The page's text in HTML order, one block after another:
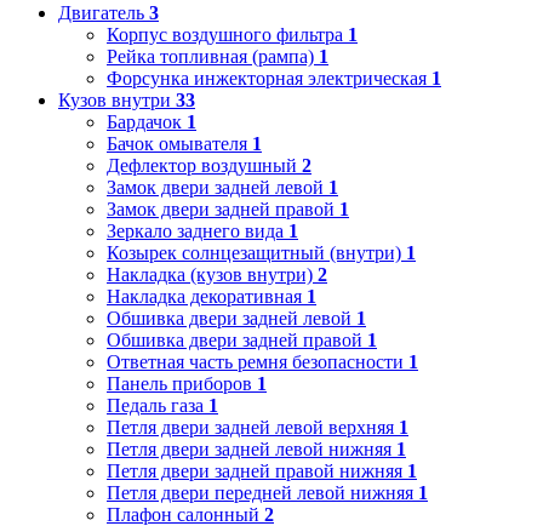
Двигатель 3
Корпус воздушного фильтра 1
Рейка топливная (рампа) 1
Форсунка инжекторная электрическая 1
Кузов внутри 33
Бардачок 1
Бачок омывателя 1
Дефлектор воздушный 2
Замок двери задней левой 1
Замок двери задней правой 1
Зеркало заднего вида 1
Козырек солнцезащитный (внутри) 1
Накладка (кузов внутри) 2
Накладка декоративная 1
Обшивка двери задней левой 1
Обшивка двери задней правой 1
Ответная часть ремня безопасности 1
Панель приборов 1
Педаль газа 1
Петля двери задней левой верхняя 1
Петля двери задней левой нижняя 1
Петля двери задней правой нижняя 1
Петля двери передней левой нижняя 1
Плафон салонный 2